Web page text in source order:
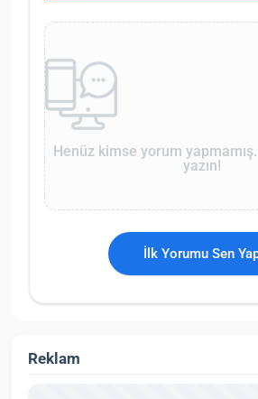
Henüz kimse yorum
yazın!
İlk Yorumu Sen
Reklam